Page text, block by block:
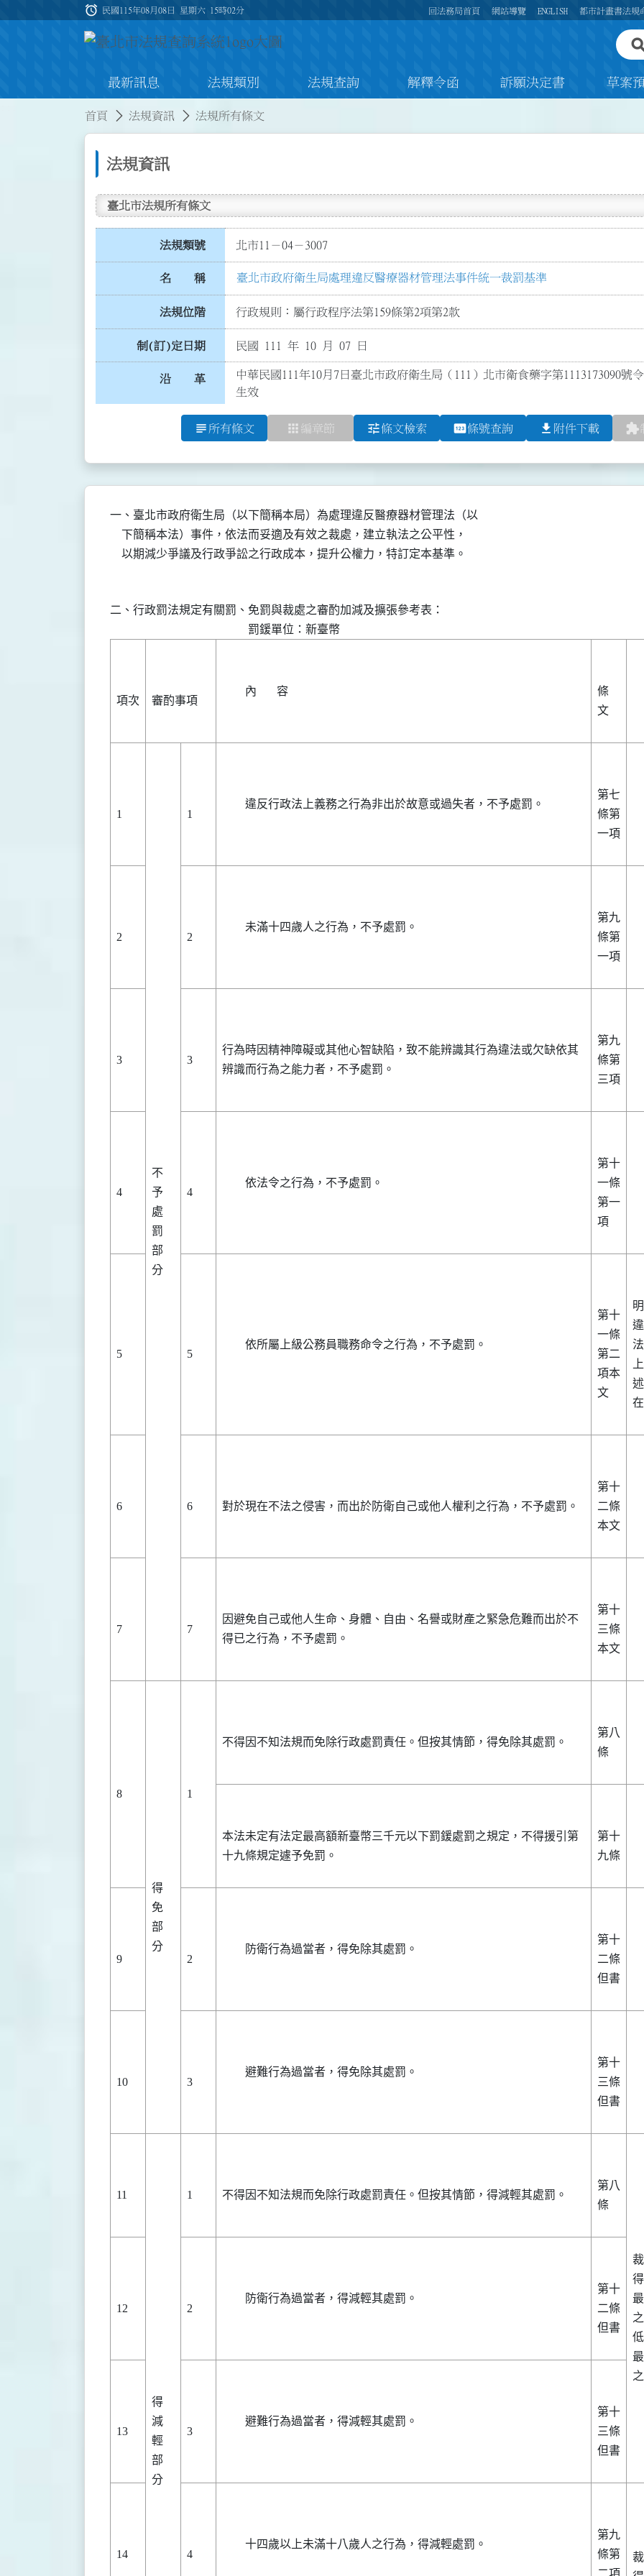
:::
alarm 民國115年08月08日 星期六 15時02分 回法務局首頁 網站導覽 ENGLISH 都市計畫書法規
最新訊息 法規類別 法規查詢 解釋令函 訴願決定書 草案
首頁 法規資訊 法規所有條文
法規資訊
臺北市法規所有條文
法規類號 北市11－04－3007
名 稱 臺北市政府衛生局處理違反醫療器材管理法事件統一裁罰基準
法規位階 行政規則：屬行政程序法第159條第2項第2款
制(訂)定日期 民國 111 年 10 月 07 日
沿 革
中華民國111年10月7日臺北市政府衛生局（111）北市衛食藥字第1113173090號
生效
subject 所有條文 apps 編章節 tune條文檢索 pin條號查詢 file_download 附件下載 extension
一、臺北市政府衛生局（以下簡稱本局）為處理違反醫療器材管理法（以
    下簡稱本法）事件，依法而妥適及有效之裁處，建立執法之公平性，
    以期減少爭議及行政爭訟之行政成本，提升公權力，特訂定本基準。
二、行政罰法規定有關罰、免罰與裁處之審酌加減及擴張參考表：
項次 審酌事項
內 容
條
文
1
不
予
處
罰
部
分
1
違反行政法上義務之行為非出於故意或過失者，不予處罰。
第七
條第
一項
2 2
未滿十四歲人之行為，不予處罰。
第九
條第
一項
3 3
行為時因精神障礙或其他心智缺陷，致不能辨識其行為違法或欠缺依其
辨識而行為之能力者，不予處罰。
第九
條第
三項
4 4
依法令之行為，不予處罰。
第十
一條
第一
項
5 5
依所屬上級公務員職務命令之行為，不予處罰。
第十
一條
第二
項本
文
6 6 對於現在不法之侵害，而出於防衛自己或他人權利之行為，不予處罰。
第十
二條
本文
7 7
因避免自己或他人生命、身體、自由、名譽或財產之緊急危難而出於不
得已之行為，不予處罰。
第十
三條
本文
8
得
免
部
分
1
不得因不知法規而免除行政處罰責任。但按其情節，得免除其處罰。
第八
條
本法未定有法定最高額新臺幣三千元以下罰鍰處罰之規定，不得援引第
十九條規定遽予免罰。
第十
九條
9 2
防衛行為過當者，得免除其處罰。
第十
二條
但書
10 3
避難行為過當者，得免除其處罰。
第十
三條
但書
11
得
減
輕
部
分
1 不得因不知法規而免除行政處罰責任。但按其情節，得減輕其處罰。
第八
條
12 2
防衛行為過當者，得減輕其處罰。
第十
二條
但書
13 3
避難行為過當者，得減輕其處罰。
第十
三條
但書
14 4
十四歲以上未滿十八歲人之行為，得減輕處罰。
第九
條第